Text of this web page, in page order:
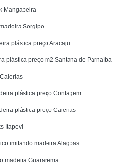
Mangabeira
Sergipe
plástica preço Aracaju
plástica preço m2 Santana de Parnaíba
plástica preço Contagem
plástica preço Caierias
Itapevi
imitando madeira Alagoas
madeira Guararema